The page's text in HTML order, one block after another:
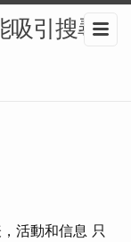
吸引搜尋
活動和信息 只